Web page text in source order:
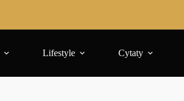
Lifestyle Cytaty